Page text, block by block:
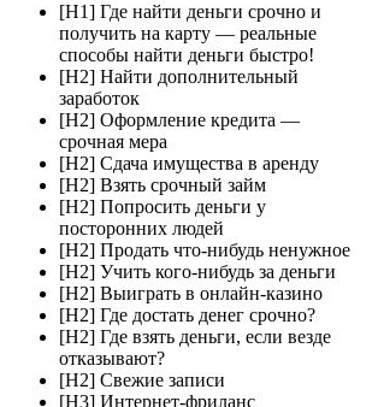
[H1] Где найти деньги срочно и
получить на карту — реальные
способы найти деньги быстро!
[H2] Найти дополнительный
заработок
[H2] Оформление кредита —
срочная мера
[H2] Сдача имущества в аренду
[H2] Взять срочный займ
[H2] Попросить деньги у
посторонних людей
[H2] Продать что-нибудь ненужное
[H2] Учить кого-нибудь за деньги
[H2] Выиграть в онлайн-казино
[H2] Где достать денег срочно?
[H2] Где взять деньги, если везде
отказывают?
[H2] Свежие записи
[H3] Интернет-фриланс